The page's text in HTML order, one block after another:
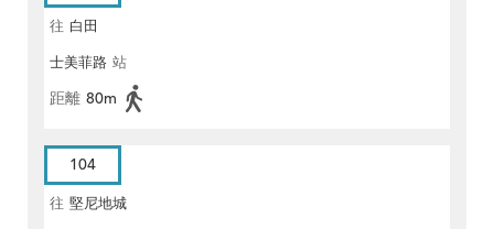
往 白田
士美菲路 站
距離 80m
104
往 堅尼地城